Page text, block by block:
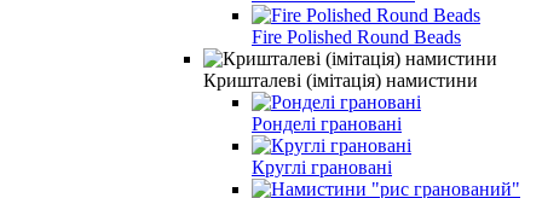
Fire Polished Round Beads
Кришталеві (імітація) намистини
Ронделі грановані
Круглі грановані